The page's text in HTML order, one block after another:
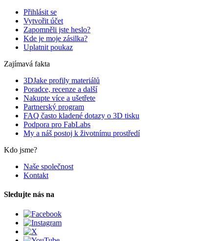
Přihlásit se
Vytvořit účet
Zapomněli jste heslo?
Kde je moje zásilka?
Uplatnit poukaz
Zajímavá fakta
3DJake profily materiálů
Poradce, recenze a další
Nakupte více a ušetřete
Partnerský program
FAQ často kladené dotazy o 3D tisku
Podpora pro FabLabs
My a náš postoj k životnímu prostředí
Kdo jsme?
Naše společnost
Kontakt
Sledujte nás na